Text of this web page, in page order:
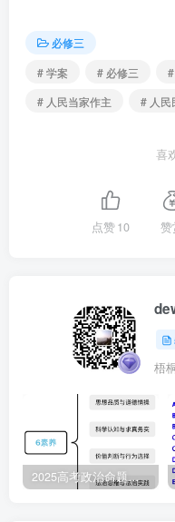
1．国体指的是社会
级和被统治阶级的性质决
3．全过程人民民
5．全过程人民民主
国家和社会的主人。( )
【预习自测】
1．两会期间，全国
最关心的、与人民群众
必修三
# 学案
# 必修三
# 人民当家作主
# 人民
喜
点赞10 赞
梧
2025高考政治命题纲要解读